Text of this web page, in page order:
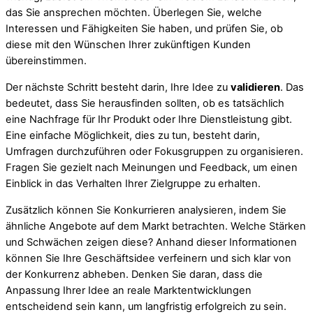
das Sie ansprechen möchten. Überlegen Sie, welche
Interessen und Fähigkeiten Sie haben, und prüfen Sie, ob
diese mit den Wünschen Ihrer zukünftigen Kunden
übereinstimmen.
Der nächste Schritt besteht darin, Ihre Idee zu validieren. Das
bedeutet, dass Sie herausfinden sollten, ob es tatsächlich
eine Nachfrage für Ihr Produkt oder Ihre Dienstleistung gibt.
Eine einfache Möglichkeit, dies zu tun, besteht darin,
Umfragen durchzuführen oder Fokusgruppen zu organisieren.
Fragen Sie gezielt nach Meinungen und Feedback, um einen
Einblick in das Verhalten Ihrer Zielgruppe zu erhalten.
Zusätzlich können Sie Konkurrieren analysieren, indem Sie
ähnliche Angebote auf dem Markt betrachten. Welche Stärken
und Schwächen zeigen diese? Anhand dieser Informationen
können Sie Ihre Geschäftsidee verfeinern und sich klar von
der Konkurrenz abheben. Denken Sie daran, dass die
Anpassung Ihrer Idee an reale Marktentwicklungen
entscheidend sein kann, um langfristig erfolgreich zu sein.